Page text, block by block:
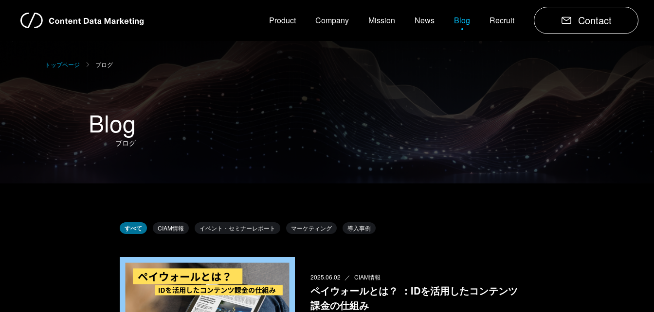
Product Company Mission News Blog Recruit Contact
トップページ ブログ
Blog
ブログ
すべて CIAM情報 イベント・セミナーレポート マーケティング 導入事例
2025.06.02 CIAM情報
ペイウォールとは？ ：IDを活用したコンテンツ
課金の仕組み